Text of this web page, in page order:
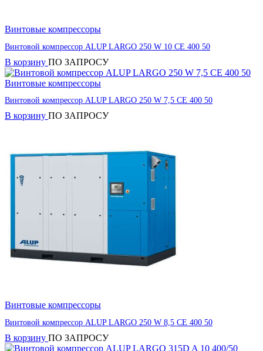
Винтовые компрессоры
Винтовой компрессор ALUP LARGO 250 W 10 CE 400 50
В корзину ПО ЗАПРОСУ
Винтовые компрессоры
Винтовой компрессор ALUP LARGO 250 W 7,5 CE 400 50
В корзину ПО ЗАПРОСУ
Винтовые компрессоры
Винтовой компрессор ALUP LARGO 250 W 8,5 CE 400 50
В корзину ПО ЗАПРОСУ